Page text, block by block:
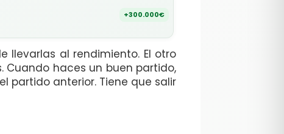
+300.000€
al rendimiento. El otro
Cuando haces un buen partido,
partido anterior. Tiene que salir